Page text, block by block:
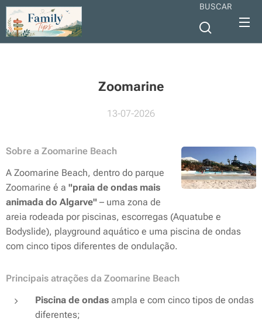
BUSCAR
Zoomarine
13-07-2026
Sobre a Zoomarine Beach
A Zoomarine Beach, dentro do parque
Zoomarine é a "praia de ondas mais
animada do Algarve" – uma zona de
areia rodeada por piscinas, escorregas (Aquatube e
Bodyslide), playground aquático e uma piscina de ondas
com cinco tipos diferentes de ondulação.
Principais atrações da Zoomarine Beach
Piscina de ondas ampla e com cinco tipos de ondas
diferentes;